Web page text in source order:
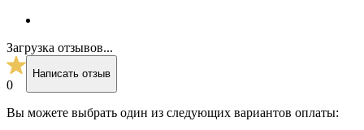
Загрузка отзывов...
0
Написать отзыв
Вы можете выбрать один из следующих вариантов оплаты: